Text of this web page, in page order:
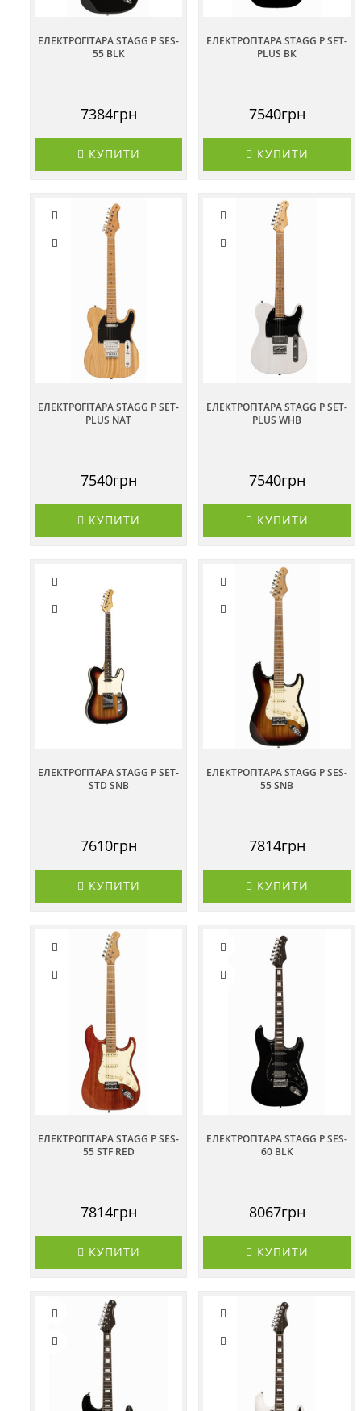
ЕЛЕКТРОГІТАРА STAGG P SES-
55 BLK
7384грн
КУПИТИ
ЕЛЕКТРОГІТАРА STAGG P SET-
PLUS BK
7540грн
КУПИТИ
ЕЛЕКТРОГІТАРА STAGG P SET-
PLUS NAT
7540грн
КУПИТИ
ЕЛЕКТРОГІТАРА STAGG P SET-
PLUS WHB
7540грн
КУПИТИ
ЕЛЕКТРОГІТАРА STAGG P SET-
STD SNB
7610грн
КУПИТИ
ЕЛЕКТРОГІТАРА STAGG P SES-
55 SNB
7814грн
КУПИТИ
ЕЛЕКТРОГІТАРА STAGG P SES-
55 STF RED
7814грн
КУПИТИ
ЕЛЕКТРОГІТАРА STAGG P SES-
60 BLK
8067грн
КУПИТИ